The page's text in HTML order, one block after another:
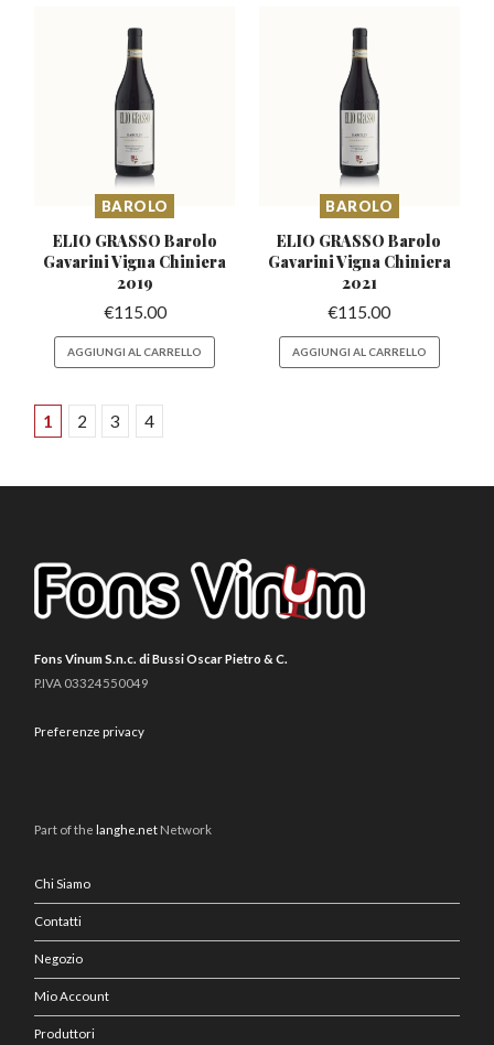
BAROLO
ELIO GRASSO Barolo
GavariniVigna Chiniera
2019
€115.00
AGGIUNGI AL CARRELLO
BAROLO
ELIO GRASSO Barolo
GavariniVigna Chiniera
2021
€115.00
AGGIUNGI AL CARRELLO
1 2 3 4
Fons Vinum S.n.c. di Bussi Oscar Pietro & C.
P.IVA 03324550049
Preferenze privacy
Part of thelanghe.net Network
Chi Siamo
Contatti
Negozio
Mio Account
Produttori